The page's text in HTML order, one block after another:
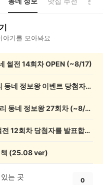
야기를 모아봐요
썰전 14회차 OPEN (~8/17)
💰[당첨자 발표] 26회차 우리 동네 정보왕 이벤트 당첨자를 발표합니다!
💸 전원 2,000캐시 지급! 우리 동네 정보왕 27회차 (~8/10)
💰[당첨자 발표] 우리 동네 썰전 12회차 당첨자를 발표합니다!
책 (25.08 ver)
는 곳 0